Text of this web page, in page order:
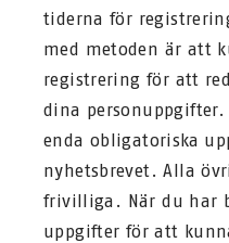
tiderna för
med metoden är att
registrering för att
dina
enda obligatoriska
nyhetsbrevet. Alla
frivilliga. När du har
uppgifter för att